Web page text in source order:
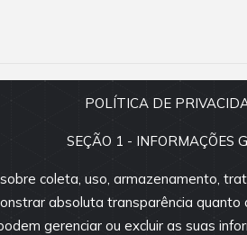
POLÍTICA DE
SEÇÃO 1 - INFORMAÇÕES
coleta, uso, armazenamento,
absoluta transparência
gerenciar ou excluir as suas
reservados.
pelos proprietários